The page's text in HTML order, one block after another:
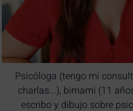
Psicóloga (tengo mi
charlas...), bimami (11
escribo y dibujo sobre